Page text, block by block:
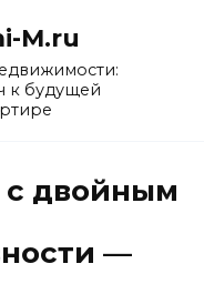
M.ru
к будущей
с двойным
—